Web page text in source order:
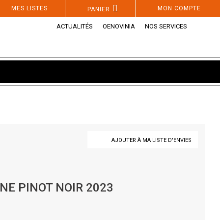
MON COMPTE
PANIER
MES LISTES
ACTUALITÉS OENOVINIA NOS SERVICES
AJOUTER À MA LISTE D'ENVIES
PINOT NOIR 2023